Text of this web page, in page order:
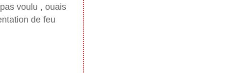
voulu , ouais
de feu